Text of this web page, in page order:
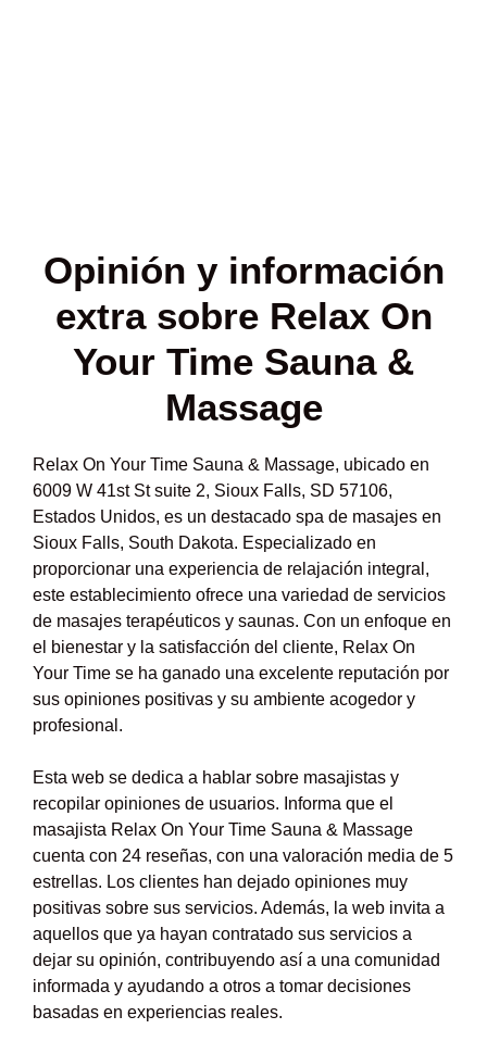
Opinión y información
extra sobre Relax On
Your Time Sauna &
Massage
Relax On Your Time Sauna & Massage, ubicado en
6009 W 41st St suite 2, Sioux Falls, SD 57106,
Estados Unidos, es un destacado spa de masajes en
Sioux Falls, South Dakota. Especializado en
proporcionar una experiencia de relajación integral,
este establecimiento ofrece una variedad de servicios
de masajes terapéuticos y saunas. Con un enfoque en
el bienestar y la satisfacción del cliente, Relax On
Your Time se ha ganado una excelente reputación por
sus opiniones positivas y su ambiente acogedor y
profesional.
Esta web se dedica a hablar sobre masajistas y
recopilar opiniones de usuarios. Informa que el
masajista Relax On Your Time Sauna & Massage
cuenta con 24 reseñas, con una valoración media de 5
estrellas. Los clientes han dejado opiniones muy
positivas sobre sus servicios. Además, la web invita a
aquellos que ya hayan contratado sus servicios a
dejar su opinión, contribuyendo así a una comunidad
informada y ayudando a otros a tomar decisiones
basadas en experiencias reales.